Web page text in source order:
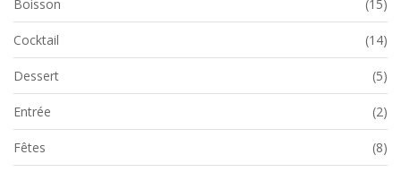
Boisson (15)
Cocktail (14)
Dessert (5)
Entrée (2)
Fêtes (8)